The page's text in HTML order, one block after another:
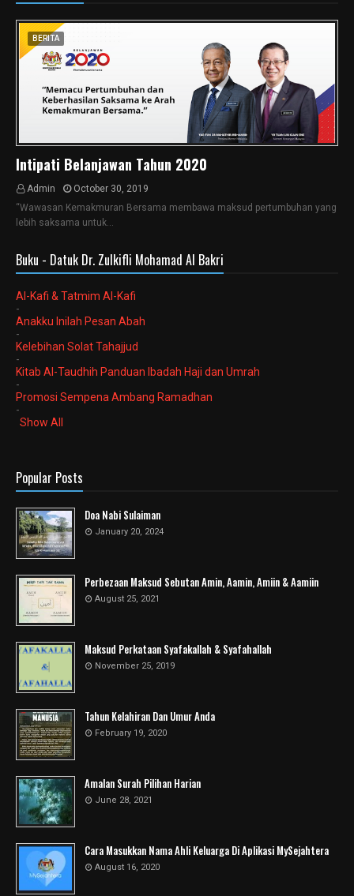
BERITA
Intipati Belanjawan Tahun 2020
Admin
October 30, 2019
“Wawasan Kemakmuran Bersama membawa maksud pertumbuhan yang
lebih saksama untuk…
Buku - Datuk Dr. Zulkifli Mohamad Al Bakri
Al-Kafi & Tatmim Al-Kafi
-
Anakku Inilah Pesan Abah
-
Kelebihan Solat Tahajjud
-
Kitab Al-Taudhih Panduan Ibadah Haji dan Umrah
-
Promosi Sempena Ambang Ramadhan
-
Show All
Popular Posts
Doa Nabi Sulaiman
January 20, 2024
Perbezaan Maksud Sebutan Amin, Aamin, Amiin & Aamiin
August 25, 2021
Maksud Perkataan Syafakallah & Syafahallah
November 25, 2019
Tahun Kelahiran Dan Umur Anda
February 19, 2020
Amalan Surah Pilihan Harian
June 28, 2021
Cara Masukkan Nama Ahli Keluarga Di Aplikasi MySejahtera
August 16, 2020